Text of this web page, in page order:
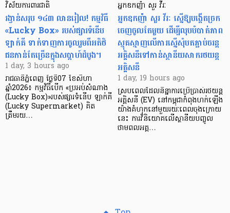
វិស័យការពារជាតិ
រង្វាន់សរុប ១៤៣ លានរៀល! កម្មវិធី
«Lucky Box» របស់ផ្សារទំនើប
ឡាក់គី ទាក់ទាញការចូលរួមពីអតិថិ
ជនកាន់តែច្រើនក្នុងសប្តាហ៍ដំបូង។
1 day, 3 hours ago
រាជធានីភ្នំពេញ ថ្ងៃទី07 ខែសីហា
ឆ្នាំ2026៖ កម្មវិធីបើក «ប្រអប់សំណាង
(Lucky Box)»របស់ផ្សារទំនើប ឡាក់គី
(Lucky Supermarket) គិត
ត្រឹមរយ…
អ្នកឧកញ៉ា សួរ វីរៈ
អ្នកឧកញ៉ា សួរ វីរៈ ស្នើឱ្យបង្កើតច្រក
ចេញចូលតែមួយ ដើម្បីលុបបំបាត់ភាព
ស្មុគស្មាញលើការស្នើសុំបតភ្ជាប់ចរន្ត
អគ្គិសនីទៅកាន់ស្ថានីយសាករថយន្ត
អគ្គិសនី
1 day, 19 hours ago
ស្របពេលដែលនិន្នាការប្រើប្រាស់រថយន្ត
អគ្គិសនី (EV) នៅកម្ពុជាកំពុងហក់ឡើង
យ៉ាងគំហុកនៅមួយរយៈពេលចុងក្រោយ
នេះ ការវិនិយោគលើស្ថានីយបញ្ចូល
ថាមពលអគ្គ…